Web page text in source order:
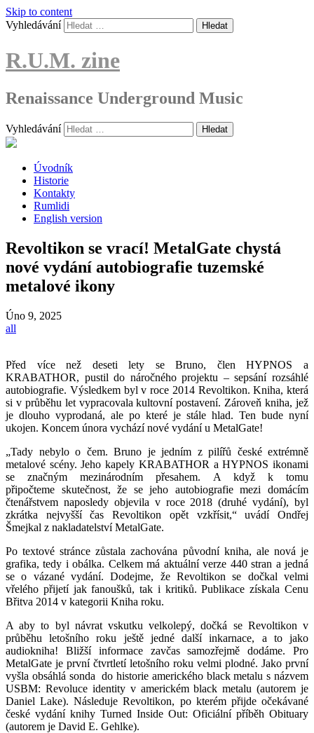
Skip to content
Vyhledávání
R.U.M. zine
Renaissance Underground Music
Vyhledávání
Úvodník
Historie
Kontakty
Rumlidi
English version
Revoltikon se vrací! MetalGate chystá
nové vydání autobiografie tuzemské
metalové ikony
Úno 9, 2025
all
Před více než deseti lety se Bruno, člen HYPNOS a
KRABATHOR, pustil do náročného projektu – sepsání rozsáhlé
autobiografie. Výsledkem byl v roce 2014 Revoltikon. Kniha, která
si v průběhu let vypracovala kultovní postavení. Zároveň kniha, jež
je dlouho vyprodaná, ale po které je stále hlad. Ten bude nyní
ukojen. Koncem února vychází nové vydání u MetalGate!
„Tady nebylo o čem. Bruno je jedním z pilířů české extrémně
metalové scény. Jeho kapely KRABATHOR a HYPNOS ikonami
se značným mezinárodním přesahem. A když k tomu
připočteme skutečnost, že se jeho autobiografie mezi domácím
čtenářstvem naposledy objevila v roce 2018 (druhé vydání), byl
zkrátka nejvyšší čas Revoltikon opět vzkřísit,“ uvádí Ondřej
Šmejkal z nakladatelství MetalGate.
Po textové stránce zůstala zachována původní kniha, ale nová je
grafika, tedy i obálka. Celkem má aktuální verze 440 stran a jedná
se o vázané vydání. Dodejme, že Revoltikon se dočkal velmi
vřelého přijetí jak fanoušků, tak i kritiků. Publikace získala Cenu
Břitva 2014 v kategorii Kniha roku.
A aby to byl návrat vskutku velkolepý, dočká se Revoltikon v
průběhu letošního roku ještě jedné další inkarnace, a to jako
audiokniha! Bližší informace zavčas samozřejmě dodáme. Pro
MetalGate je první čtvrtletí letošního roku velmi plodné. Jako první
vyšla obsáhlá sonda do historie amerického black metalu s názvem
USBM: Revoluce identity v americkém black metalu (autorem je
Daniel Lake). Následuje Revoltikon, po kterém přijde očekávané
české vydání knihy Turned Inside Out: Oficiální příběh Obituary
(autorem je David E. Gehlke).